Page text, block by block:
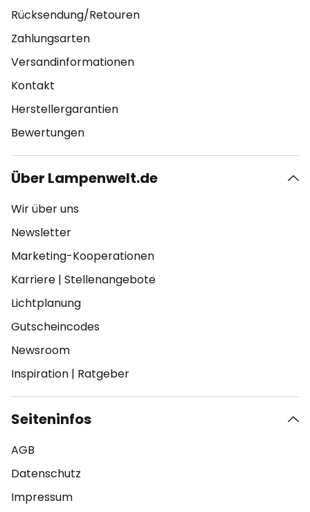
Rücksendung/Retouren
Zahlungsarten
Versandinformationen
Kontakt
Herstellergarantien
Bewertungen
Über Lampenwelt.de
Wir über uns
Newsletter
Marketing-Kooperationen
Karriere | Stellenangebote
Lichtplanung
Gutscheincodes
Newsroom
Inspiration | Ratgeber
Seiteninfos
AGB
Datenschutz
Impressum